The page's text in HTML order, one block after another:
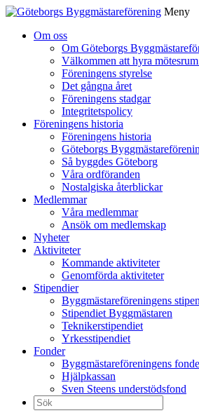
Meny
Om oss
Om Göteborgs
Välkommen att hyra
Föreningens styrelse
Det gångna året
Föreningens stadgar
Integritetspolicy
Föreningens historia
Föreningens historia
Göteborgs
Så byggdes Göteborg
Våra ordföranden
Nostalgiska återblickar
Medlemmar
Våra medlemmar
Ansök om medlemskap
Nyheter
Aktiviteter
Kommande aktiviteter
Genomförda aktiviteter
Stipendier
Byggmästareföreningens
Stipendiet Byggmästaren
Teknikerstipendiet
Yrkesstipendiet
Fonder
Byggmästareföreningens
Hjälpkassan
Sven Steens understödsfond
Sök
efter: